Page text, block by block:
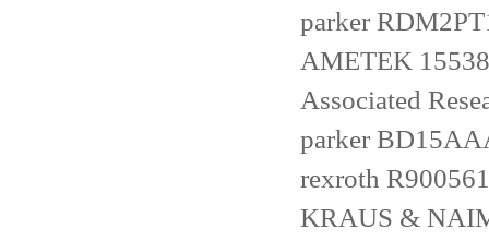
parker
AMETEK
Associated
parker
rexroth
KRAUS &